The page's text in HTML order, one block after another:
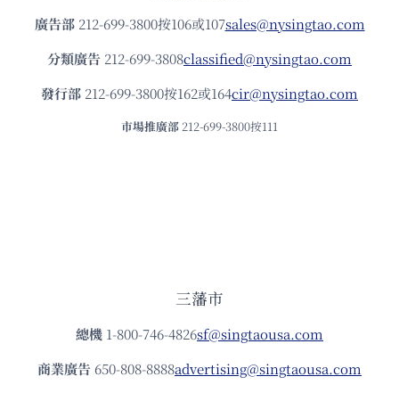
廣告部212-699-3800按106或107sales@nysingtao.com
分類廣告 212-699-3808classified@nysingtao.com
發⾏部 212-699-3800按162或164cir@nysingtao.com
市場推廣部 212-699-3800按111
三藩市
總機 1-800-746-4826sf@singtaousa.com
商業廣告 650-808-8888advertising@singtaousa.com